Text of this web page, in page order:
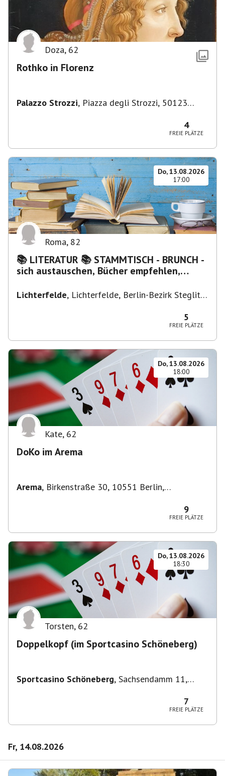
Doza, 62
Rothko in Florenz
Palazzo Strozzi, Piazza degli Strozzi, 50123
4
FREIE PLÄTZE
Do, 13.08.2026
17:00
Roma, 82
📚 LITERATUR 📚 STAMMTISCH - BRUNCH -
sich austauschen, Bücher empfehlen,
Lichterfelde, Lichterfelde, Berlin-Bezirk Steglitz-
5
FREIE PLÄTZE
Do, 13.08.2026
18:00
Kate, 62
DoKo im Arema
Arema, Birkenstraße 30, 10551 Berlin,
9
FREIE PLÄTZE
Do, 13.08.2026
18:30
Torsten, 62
Doppelkopf (im Sportcasino Schöneberg)
Sportcasino Schöneberg, Sachsendamm 11,
7
FREIE PLÄTZE
Fr, 14.08.2026